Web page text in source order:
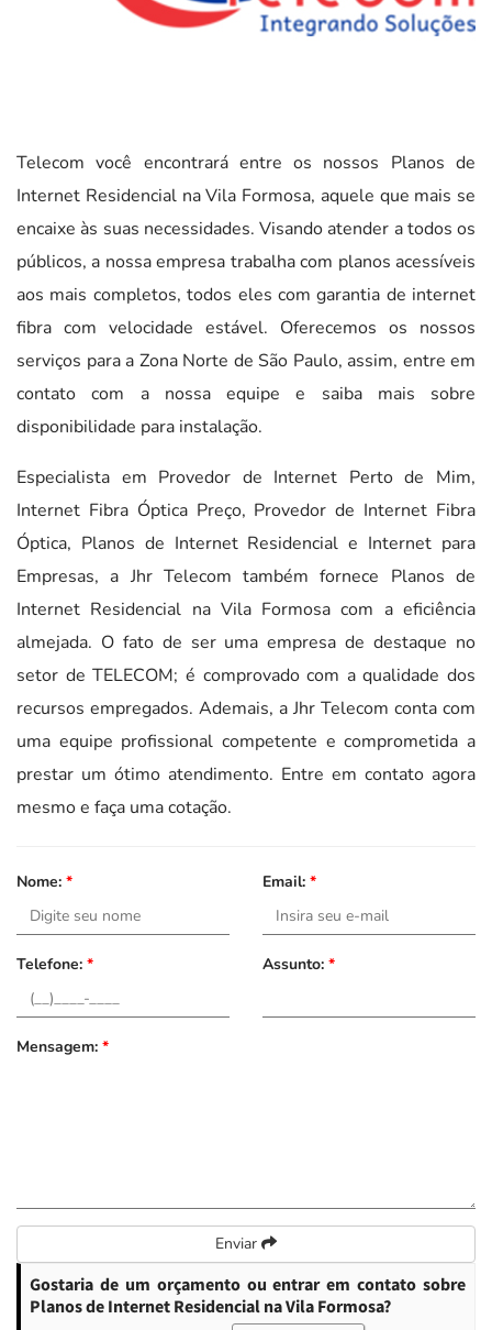
Telecom você encontrará entre os nossos Planos de
Internet Residencial na Vila Formosa, aquele que mais se
encaixe às suas necessidades. Visando atender a todos os
públicos, a nossa empresa trabalha com planos acessíveis
aos mais completos, todos eles com garantia de internet
fibra com velocidade estável. Oferecemos os nossos
serviços para a Zona Norte de São Paulo, assim, entre em
contato com a nossa equipe e saiba mais sobre
disponibilidade para instalação.
Especialista em Provedor de Internet Perto de Mim,
Internet Fibra Óptica Preço, Provedor de Internet Fibra
Óptica, Planos de Internet Residencial e Internet para
Empresas, a Jhr Telecom também fornece Planos de
Internet Residencial na Vila Formosa com a eficiência
almejada. O fato de ser uma empresa de destaque no
setor de TELECOM; é comprovado com a qualidade dos
recursos empregados. Ademais, a Jhr Telecom conta com
uma equipe profissional competente e comprometida a
prestar um ótimo atendimento. Entre em contato agora
mesmo e faça uma cotação.
Nome: * Email: *
Telefone: * Assunto: *
Mensagem: *
Enviar
Gostaria de um orçamento ou entrar em contato sobre
Planos de Internet Residencial na Vila Formosa?